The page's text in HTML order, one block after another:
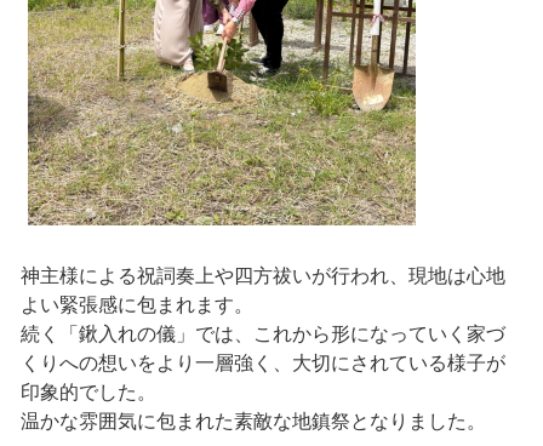
神主様による祝詞奏上や四方祓いが行われ、現地は心地
よい緊張感に包まれます。
続く「鍬入れの儀」では、これから形になっていく家づ
くりへの想いをより一層強く、大切にされている様子が
印象的でした。
温かな雰囲気に包まれた素敵な地鎮祭となりました。